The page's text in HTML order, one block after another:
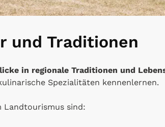
und Traditionen
in regionale Traditionen und
Spezialitäten kennenlernen.
Landtourismus sind: